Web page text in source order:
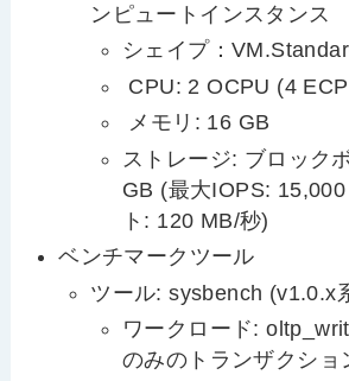
ンピュートインスタンス
シェイプ：
CPU: 2 OCPU (4
メモリ: 16 GB
ストレージ: ブロック
GB (最大IOPS:
ト: 120 MB/秒)
ベンチマークツール
ツール: sysbench (v1.0.x
ワークロード:
のみのトランザクショ